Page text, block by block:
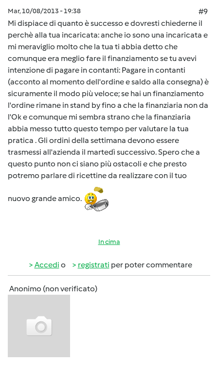
Mar, 10/08/2013 - 19:38
#9
Mi dispiace di quanto è successo e dovresti chiederne il
perchè alla tua incaricata: anche io sono una incaricata e
mi meraviglio molto che la tua ti abbia detto che
comunque era meglio fare il finanziamento se tu avevi
intenzione di pagare in contanti: Pagare in contanti
(acconto al momento dell'ordine e saldo alla consegna) è
sicuramente il modo più veloce; se hai un finanziamento
l'ordine rimane in stand by fino a che la finanziaria non da
l'Ok e comunque mi sembra strano che la finanziaria
abbia messo tutto questo tempo per valutare la tua
pratica . Gli ordini della settimana devono essere
trasmessi all'azienda il martedì successivo. Spero che a
questo punto non ci siano più ostacoli e che presto
potremo parlare di ricettine da realizzare con il tuo
nuovo grande amico.
In cima
Accedi o registrati per poter commentare
Anonimo (non verificato)